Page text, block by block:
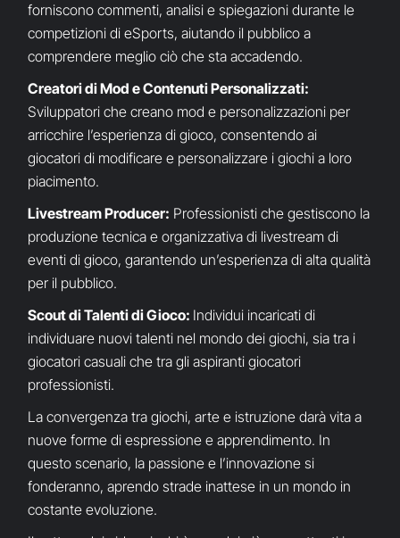
forniscono commenti, analisi e spiegazioni durante le
competizioni di eSports, aiutando il pubblico a
comprendere meglio ciò che sta accadendo.
Creatori di Mod e Contenuti Personalizzati:
Sviluppatori che creano mod e personalizzazioni per
arricchire l’esperienza di gioco, consentendo ai
giocatori di modificare e personalizzare i giochi a loro
piacimento.
Livestream Producer: Professionisti che gestiscono la
produzione tecnica e organizzativa di livestream di
eventi di gioco, garantendo un’esperienza di alta qualità
per il pubblico.
Scout di Talenti di Gioco: Individui incaricati di
individuare nuovi talenti nel mondo dei giochi, sia tra i
giocatori casuali che tra gli aspiranti giocatori
professionisti.
La convergenza tra giochi, arte e istruzione darà vita a
nuove forme di espressione e apprendimento. In
questo scenario, la passione e l’innovazione si
fonderanno, aprendo strade inattese in un mondo in
costante evoluzione.